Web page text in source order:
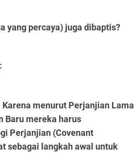
yang percaya) juga dibaptis?
menurut Perjanjian Lama
Baru mereka harus
Perjanjian (Covenant
sebagai langkah awal untuk